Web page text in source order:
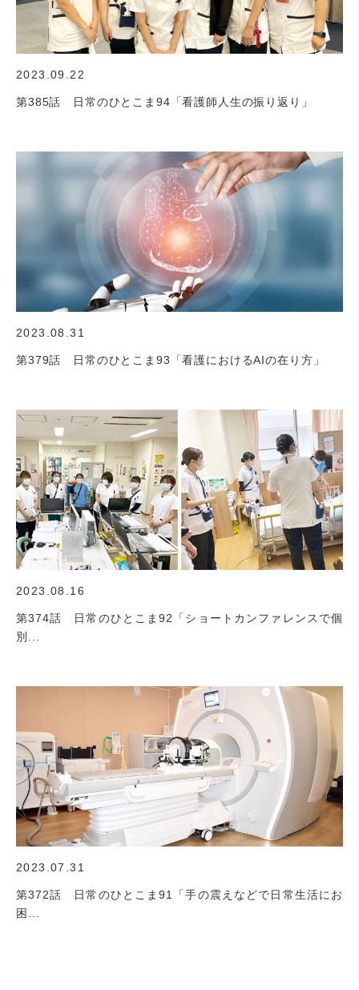
2023.09.22
第385話 日常のひとこま94「看護師人生の振り返り」
2023.08.31
第379話 日常のひとこま93「看護におけるAIの在り方」
2023.08.16
第374話 日常のひとこま92「ショートカンファレンスで個
別...
2023.07.31
第372話 日常のひとこま91「手の震えなどで日常生活にお
困...